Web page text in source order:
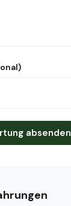
absenden